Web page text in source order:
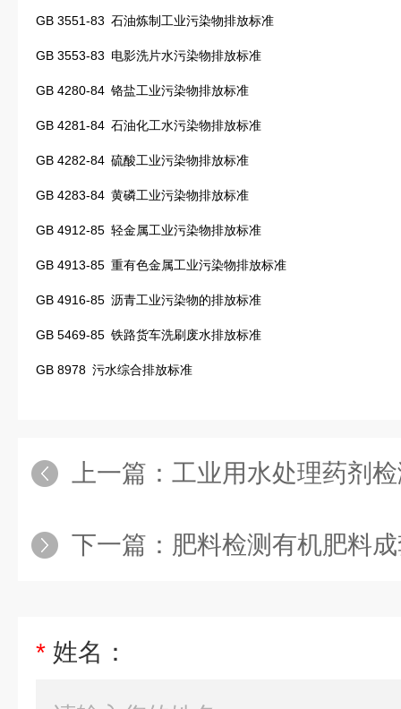
GB 3551-83 石油炼制工业污染物排放标准
GB 3553-83 电影洗片水污染物排放标准
GB 4280-84 铬盐工业污染物排放标准
GB 4281-84 石油化工水污染物排放标准
GB 4282-84 硫酸工业污染物排放标准
GB 4283-84 黄磷工业污染物排放标准
GB 4912-85 轻金属工业污染物排放标准
GB 4913-85 重有色金属工业污染物排放标准
GB 4916-85 沥青工业污染物的排放标准
GB 5469-85 铁路货车洗刷废水排放标准
GB 8978 污水综合排放标准
上一篇： 工业用水处理药剂
下一篇： 肥料检测有机肥料
* 姓名：